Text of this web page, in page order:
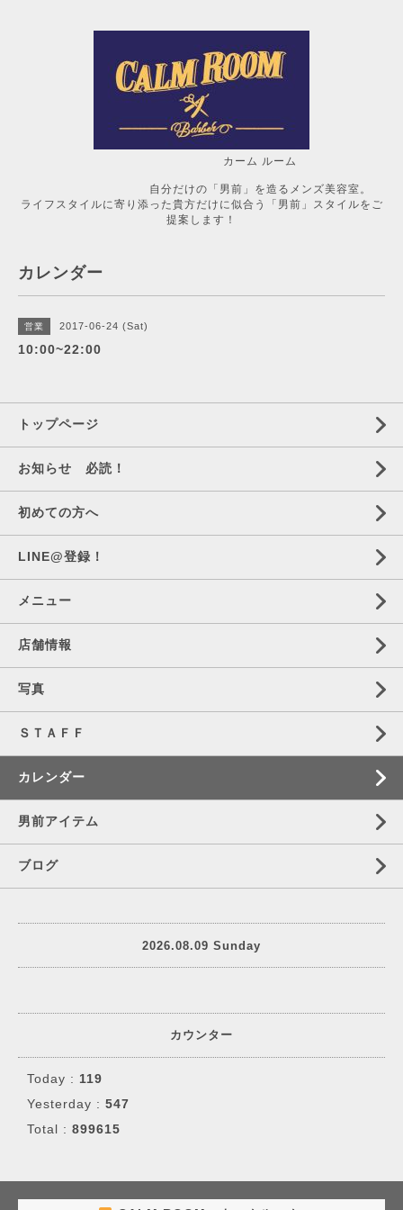
カーム ルーム
自分だけの「男前」を造るメンズ美容室。
ライフスタイルに寄り添った貴方だけに似合う「男前」スタイルをご
提案します！
カレンダー
営業 2017-06-24 (Sat)
10:00~22:00
トップページ
お知らせ 必読！
初めての方へ
LINE@登録！
メニュー
店舗情報
写真
ＳＴＡＦＦ
カレンダー
男前アイテム
ブログ
2026.08.09 Sunday
カウンター
Today : 119
Yesterday : 547
Total : 899615